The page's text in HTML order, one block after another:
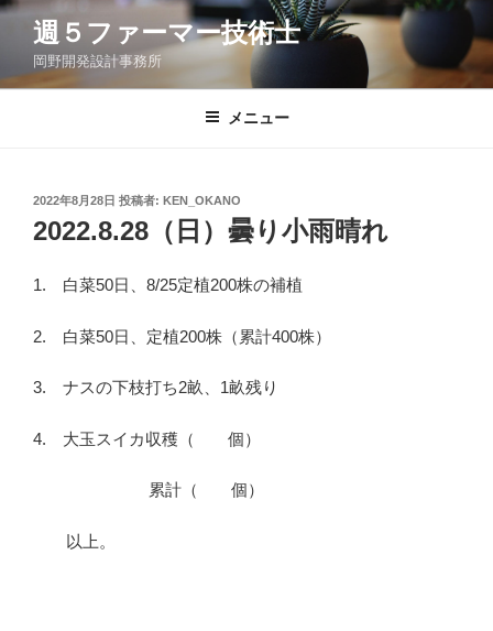
コ
ン
週５ファーマー技術士
岡野開発設計事務所
メニュー
投
稿
日:
2022年8月28日 投稿者: KEN_OKANO
2022.8.28（日）曇り小雨晴れ
1. 白菜50日、8/25定植200株の補植
2. 白菜50日、定植200株（累計400株）
3. ナスの下枝打ち2畝、1畝残り
4. 大玉スイカ収穫（ 個）
累計（ 個）
以上。